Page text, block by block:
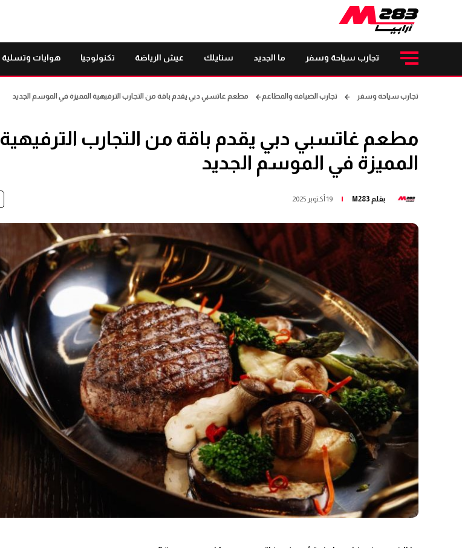
تجارب سياحة وسفر ما الجديد ستايلك عيش الرياضة تكنولوجيا هوايات وتسلية
تجارب سياحة وسفر تجارب الضيافة والمطاعم مطعم غاتسبي دبي يقدم باقة من التجارب الترفيهية المميزة في الموسم الجديد
مطعم غاتسبي دبي يقدم باقة من التجارب الترفيهية
المميزة في الموسم الجديد
بقلم M283 19 أكتوبر 2025